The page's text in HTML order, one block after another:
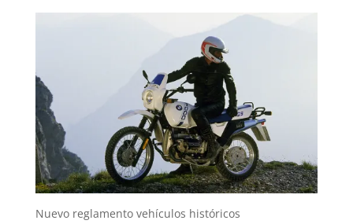
Nuevo reglamento vehículos históricos